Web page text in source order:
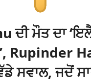
ਦੀ ਮੌਤ ਦਾ
Rupinder
ਸਵਾਲ, ਜਦੋਂ